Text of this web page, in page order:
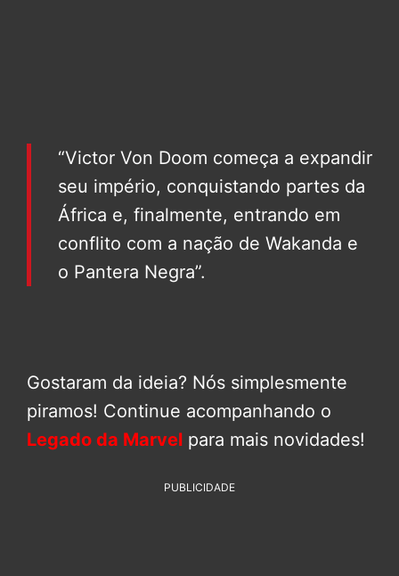
“Victor Von Doom começa a expandir
seu império, conquistando partes da
África e, finalmente, entrando em
conflito com a nação de Wakanda e
o Pantera Negra”.
Gostaram da ideia? Nós simplesmente
piramos! Continue acompanhando o
Legado da Marvel para mais novidades!
PUBLICIDADE